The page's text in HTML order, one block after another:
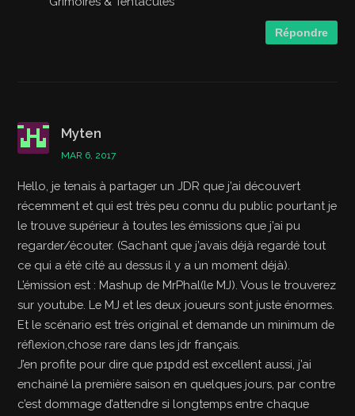
Répondre
Myten
MAR 6, 2017
Hello, je tenais à partager un JDR que j’ai découvert
récemment et qui est très peu connu du public pourtant je
le trouve supérieur à toutes les émissions que j’ai pu
regarder/écouter. (Sachant que j’avais déjà regardé tout
ce qui a été cité au dessus il y a un moment déjà).
L’émission est : Mashup de MrPhal(le MJ). Vous le trouverez
sur youtube. Le MJ et les deux joueurs sont juste énormes.
Et le scénario est très original et demande un minimum de
réflexion,chose rare dans les jdr français.
J’en profite pour dire que p1pdd est excellent aussi, j’ai
enchainé la première saison en quelques jours, par contre
c’est dommage d’attendre si longtemps entre chaque